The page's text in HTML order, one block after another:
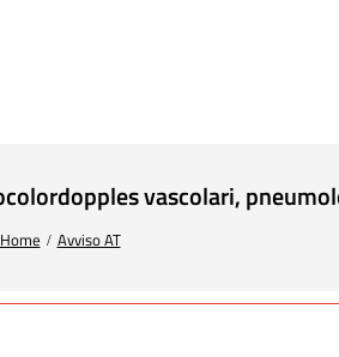
vascolari,
Home Avviso AT